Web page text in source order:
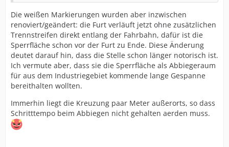
Die weißen Markierungen wurden aber inzwischen
renoviert/geändert: die Furt verläuft jetzt ohne zusätzlichen
Trennstreifen direkt entlang der Fahrbahn, dafür ist die
Sperrfläche schon vor der Furt zu Ende. Diese Änderung
deutet darauf hin, dass die Stelle schon länger notorisch ist.
Ich vermute aber, dass sie die Sperrfläche als Abbiegeraum
für aus dem Industriegebiet kommende lange Gespanne
bereithalten wollten.
Immerhin liegt die Kreuzung paar Meter außerorts, so dass
Schritttempo beim Abbiegen nicht gehalten aerden muss.